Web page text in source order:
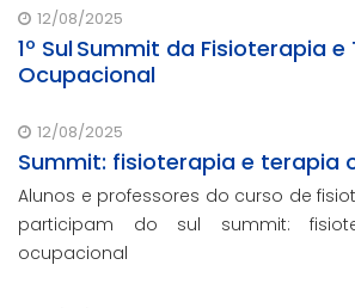
12/08/2025
1º Sul Summit da Fisioterapia
Ocupacional
12/08/2025
Summit: fisioterapia e terapia
Alunos e professores do curso de
participam do sul summit:
ocupacional